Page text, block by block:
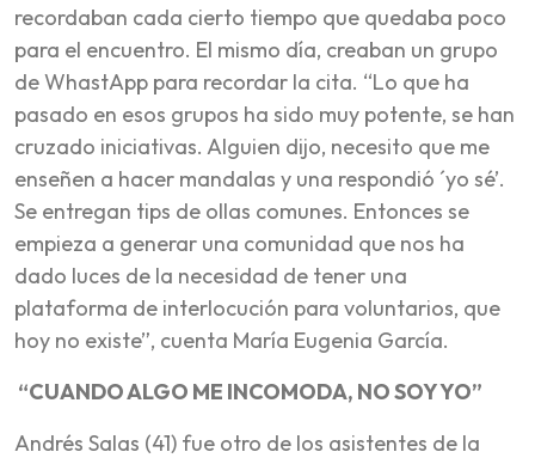
recordaban cada cierto tiempo que quedaba poco
para el encuentro. El mismo día, creaban un grupo
de WhastApp para recordar la cita. “Lo que ha
pasado en esos grupos ha sido muy potente, se han
cruzado iniciativas. Alguien dijo, necesito que me
enseñen a hacer mandalas y una respondió ´yo sé’.
Se entregan tips de ollas comunes. Entonces se
empieza a generar una comunidad que nos ha
dado luces de la necesidad de tener una
plataforma de interlocución para voluntarios, que
hoy no existe”, cuenta María Eugenia García.
“CUANDO ALGO ME INCOMODA, NO SOY YO”
Andrés Salas (41) fue otro de los asistentes de la